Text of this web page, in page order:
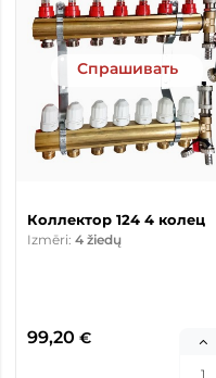
Спрашивать
Коллектор 124 4 колец
Izmēri: 4 žiedų
99,20 €